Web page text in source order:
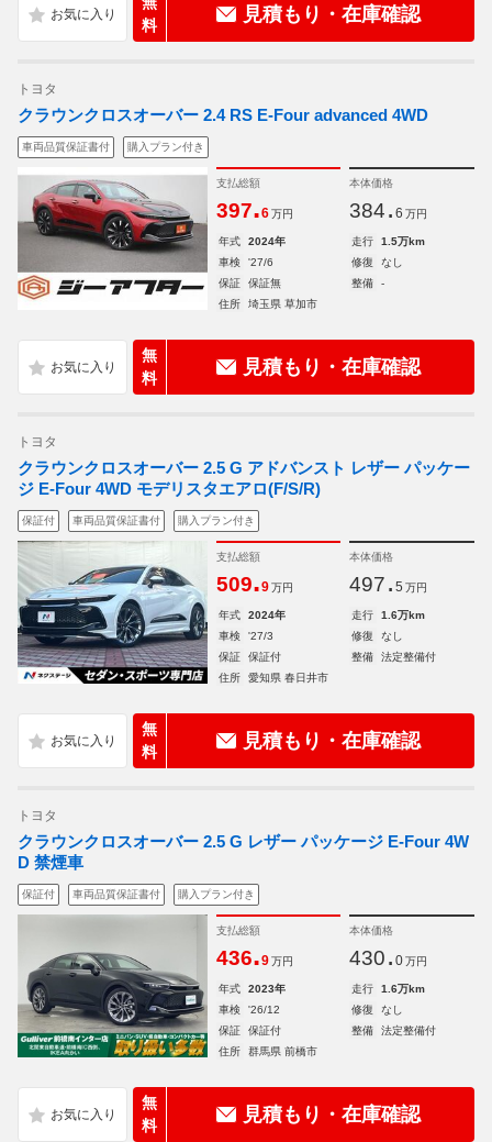
料
見積もり・在庫確認
トヨタ
クラウンクロスオーバー 2.4 RS E-Four advanced 4WD
車両品質保証書付 購入プラン付き
支払総額
397.6 万円
本体価格
384. 6 万円
年式 2024年 走行
1.5万km
車検
'27/6 修復
なし
保証
保証無 整備
-
住所
埼玉県 草加市
無
料
見積もり・在庫確認
トヨタ
クラウンクロスオーバー 2.5 G アドバンスト レザー パッケー
ジ E-Four 4WD モデリスタエアロ(F/S/R)
保証付 車両品質保証書付 購入プラン付き
支払総額
509.9 万円
本体価格
497. 5 万円
年式 2024年 走行
1.6万km
車検
'27/3 修復
なし
保証
保証付 整備
法定整備付
住所
愛知県 春日井市
無
料
見積もり・在庫確認
トヨタ
クラウンクロスオーバー 2.5 G レザー パッケージ E-Four 4W
D 禁煙車
保証付 車両品質保証書付 購入プラン付き
支払総額
436.9 万円
本体価格
430. 0 万円
年式 2023年 走行
1.6万km
車検
'26/12 修復
なし
保証
保証付 整備
法定整備付
住所
群馬県 前橋市
無
料
見積もり・在庫確認